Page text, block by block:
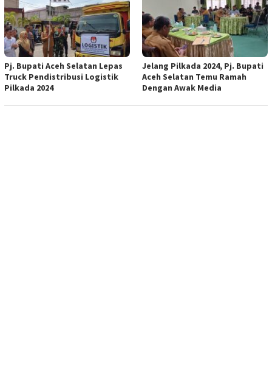
Pj. Bupati Aceh Selatan Lepas
Truck Pendistribusi Logistik
Pilkada 2024
Jelang Pilkada 2024, Pj. Bupati
Aceh Selatan Temu Ramah
Dengan Awak Media